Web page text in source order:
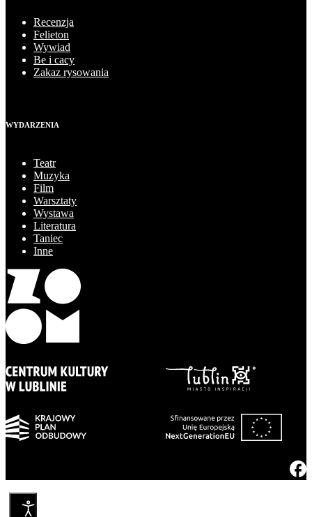
Recenzja
Felieton
Wywiad
Be i cacy
Zakaz rysowania
WYDARZENIA
Teatr
Muzyka
Film
Warsztaty
Wystawa
Literatura
Taniec
Inne